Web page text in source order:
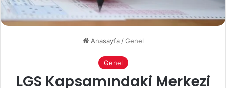
Anasayfa / Genel
Genel
LGS Kapsamındaki Merkezi